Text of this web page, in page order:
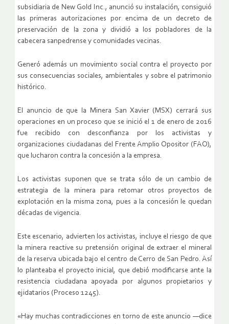
subsidiaria de New Gold Inc., anunció su instalación, consiguió
las primeras autorizaciones por encima de un decreto de
preservación de la zona y dividió a los pobladores de la
cabecera sanpedrense y comunidades vecinas.
Generó además un movimiento social contra el proyecto por
sus consecuencias sociales, ambientales y sobre el patrimonio
histórico.
El anuncio de que la Minera San Xavier (MSX) cerrará sus
operaciones en un proceso que se inició el 1 de enero de 2016
fue recibido con desconfianza por los activistas y
organizaciones ciudadanas del Frente Amplio Opositor (FAO),
que lucharon contra la concesión a la empresa.
Los activistas suponen que se trata sólo de un cambio de
estrategia de la minera para retomar otros proyectos de
explotación en la misma zona, pues a la concesión le quedan
décadas de vigencia.
Este escenario, advierten los activistas, incluye el riesgo de que
la minera reactive su pretensión original de extraer el mineral
de la reserva ubicada bajo el centro de Cerro de San Pedro. Así
lo planteaba el proyecto inicial, que debió modificarse ante la
resistencia ciudadana apoyada por algunos propietarios y
ejidatarios (Proceso 1245).
«Hay muchas contradicciones en torno de este anuncio —dice